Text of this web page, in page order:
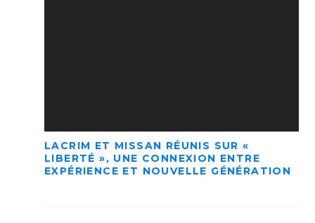
LACRIM ET MISSAN RÉUNIS SUR «
LIBERTÉ », UNE CONNEXION ENTRE
EXPÉRIENCE ET NOUVELLE GÉNÉRATION